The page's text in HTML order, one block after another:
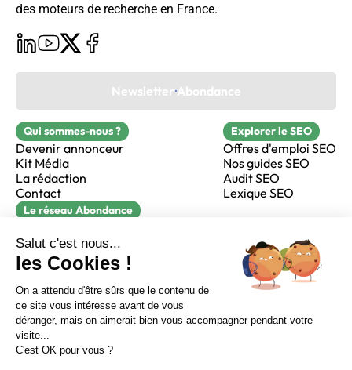
Sur LinkedIn Sur Youtube
Sur X Sur Facebook
des moteurs de recherche en France.
Newsletter Abondance
Qui sommes-nous ?
Devenir annonceur
Kit Média
La rédaction
Contact
Explorer le SEO
Offres d'emploi SEO
Nos guides SEO
Audit SEO
Lexique SEO
Le réseau Abondance
Réacteur
alfie formation